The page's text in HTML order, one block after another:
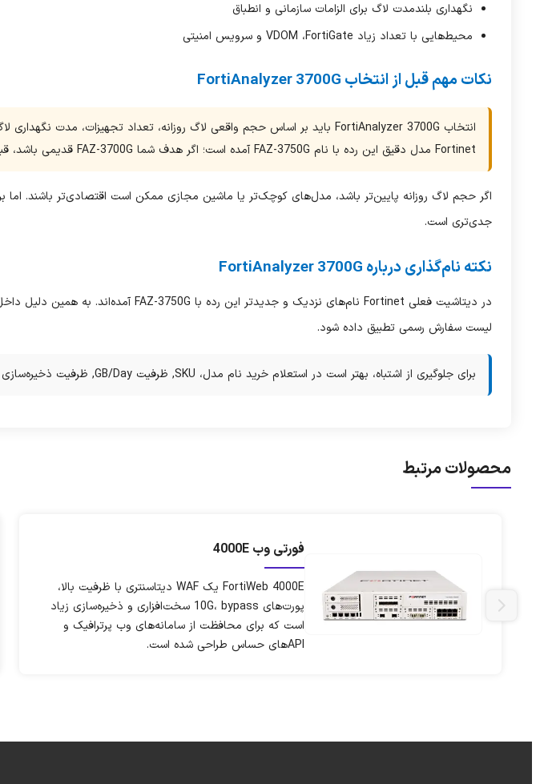
نگهداری بلندمدت لاگ برای الزامات سازمانی و انطباق
محیط‌هایی با تعداد زیاد FortiGate، VDOM و سرویس امنیتی
نکات مهم قبل از انتخاب FortiAnalyzer 3700G
انتخاب FortiAnalyzer 3700G باید بر اساس حجم واقعی لاگ روزانه، تعداد تجهیزات، مدت نگهداری
Fortinet مدل دقیق این رده با نام FAZ-3750G آمده است؛ اگر هدف شما FAZ-3700G قدیمی باشد، قبل از انتشار یا خرید باید SKU دقیق تأیید شود.
اگر حجم لاگ روزانه پایین‌تر باشد، مدل‌های کوچک‌تر یا ماشین مجازی ممکن است اقتصادی‌تر باشند. اما
جدی‌تری است.
نکته نام‌گذاری درباره FortiAnalyzer 3700G
در دیتاشیت فعلی Fortinet نام‌های نزدیک و جدیدتر این رده با FAZ-3750G آمده‌اند. به همین دلیل
لیست سفارش رسمی تطبیق داده شود.
برای جلوگیری از اشتباه، بهتر است در استعلام خرید نام مدل، SKU, ظرفیت GB/Day, ظرفیت
محصولات مرتبط
فورتی وب 4000E
FortiWeb 4000E یک WAF دیتاسنتری با ظرفیت بالا،
پورت‌های 10G، bypass سخت‌افزاری و ذخیره‌سازی زیاد
است که برای محافظت از سامانه‌های وب پرترافیک و
APIهای حساس طراحی شده است.